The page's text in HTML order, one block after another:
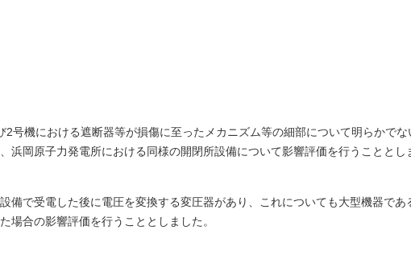
号機における遮断器等が損傷に至ったメカニズム等の細部について明らかでな
浜岡原子力発電所における同様の開閉所設備について影響評価を行うこととし
備で受電した後に電圧を変換する変圧器があり、これについても大型機器であ
場合の影響評価を行うこととしました。